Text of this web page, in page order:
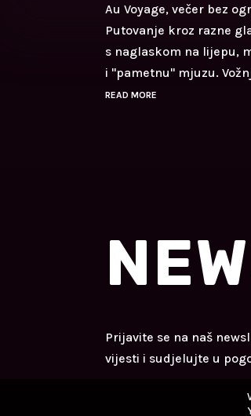
Au Voyage, večer bez
Putovanje kroz razne
s naglaskom na lijepu,
i "pametnu" mjuzu.
READ MORE
Prijavite se na naš
vijesti i sudjelujte u